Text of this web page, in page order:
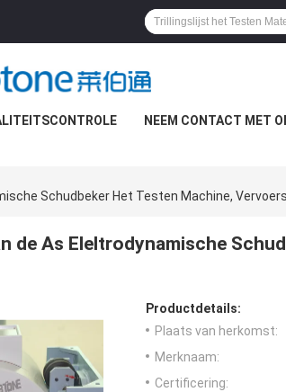
NEEM CONTACT MET
Schudbeker Het Testen Machine,
de As Eleltrodynamische
Productdetails:
Plaats van herkomst:
Merknaam:
Certificering: